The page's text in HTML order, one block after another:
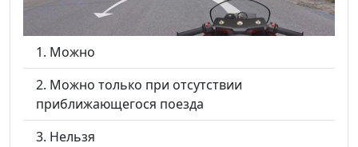
Можно
Можно только при отсутствии
приближающегося поезда
Нельзя